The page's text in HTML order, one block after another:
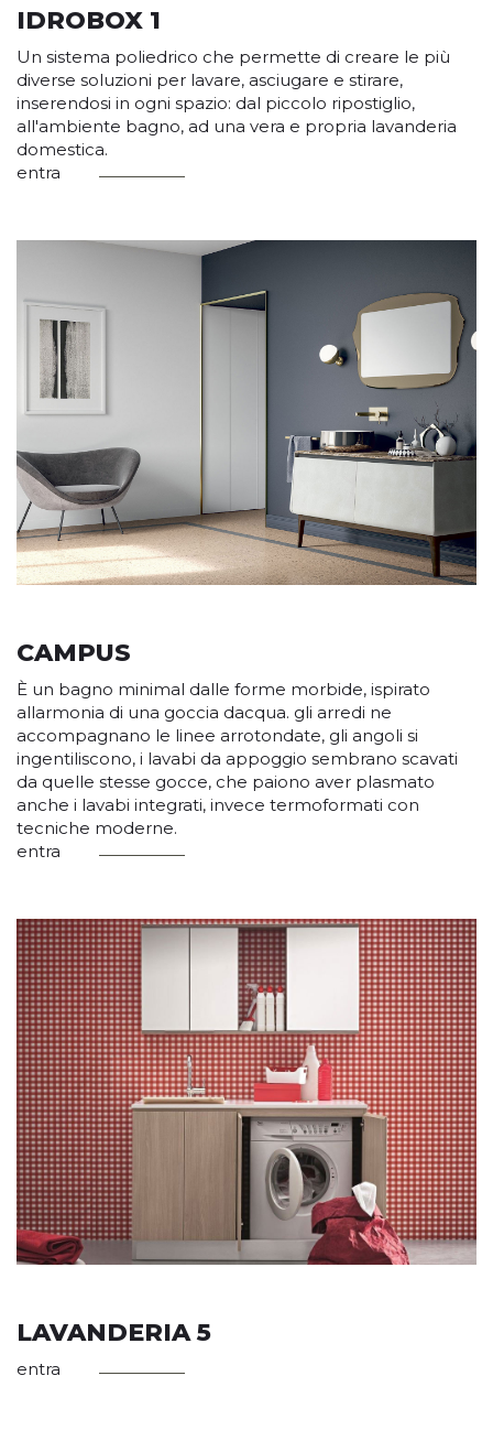
IDROBOX 1
Un sistema poliedrico che permette di creare le più
diverse soluzioni per lavare, asciugare e stirare,
inserendosi in ogni spazio: dal piccolo ripostiglio,
all'ambiente bagno, ad una vera e propria lavanderia
domestica.
entra
CAMPUS
È un bagno minimal dalle forme morbide, ispirato
allarmonia di una goccia dacqua. gli arredi ne
accompagnano le linee arrotondate, gli angoli si
ingentiliscono, i lavabi da appoggio sembrano scavati
da quelle stesse gocce, che paiono aver plasmato
anche i lavabi integrati, invece termoformati con
tecniche moderne.
entra
LAVANDERIA 5
entra